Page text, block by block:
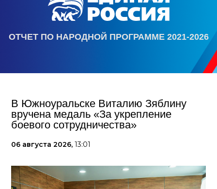
ОТЧЕТ ПО НАРОДНОЙ ПРОГРАММЕ 2021-2026
В Южноуральске Виталию Зяблину
вручена медаль «За укрепление
боевого сотрудничества»
06 августа 2026, 13:01